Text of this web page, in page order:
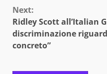
Next:
Ridley Scott all’Italian
discriminazione
concreto”